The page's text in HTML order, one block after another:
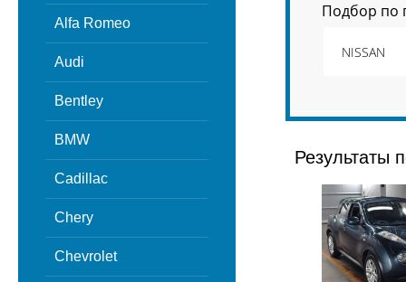
Alfa Romeo
Audi
Bentley
BMW
Cadillac
Chery
Chevrolet
Подбор по
Результаты